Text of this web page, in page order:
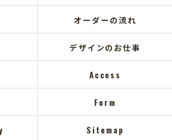
オーダーの流れ
デザインのお仕事
Access
Form
Sitemap